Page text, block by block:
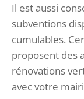
Il est aussi
subventions
cumulables.
proposent des
rénovations
avec votre